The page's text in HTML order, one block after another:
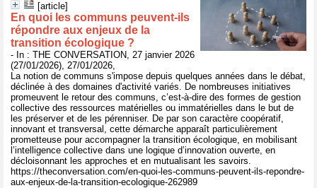
[article]
En quoi les communs peuvent-ils
répondre aux enjeux de la
transition écologique ?
- In : THE CONVERSATION, 27 janvier 2026
(27/01/2026), 27/01/2026,
La notion de communs s'impose depuis quelques années dans le débat,
déclinée à des domaines d'activité variés. De nombreuses initiatives
promeuvent le retour des communs, c’est-à-dire des formes de gestion
collective des ressources matérielles ou immatérielles dans le but de
les préserver et de les pérenniser. De par son caractère coopératif,
innovant et transversal, cette démarche apparaît particulièrement
prometteuse pour accompagner la transition écologique, en mobilisant
l’intelligence collective dans une logique d’innovation ouverte, en
décloisonnant les approches et en mutualisant les savoirs.
https://theconversation.com/en-quoi-les-communs-peuvent-ils-repondre-
aux-enjeux-de-la-transition-ecologique-262989